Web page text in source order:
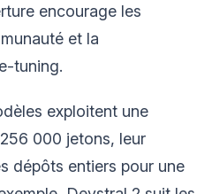
encourage les
et la
tuning.
exploitent une
000 jetons, leur
dépôts entiers pour une